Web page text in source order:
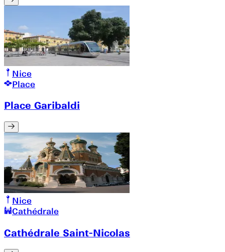
Nice
Place
Place Garibaldi
Nice
Cathédrale
Cathédrale Saint-Nicolas